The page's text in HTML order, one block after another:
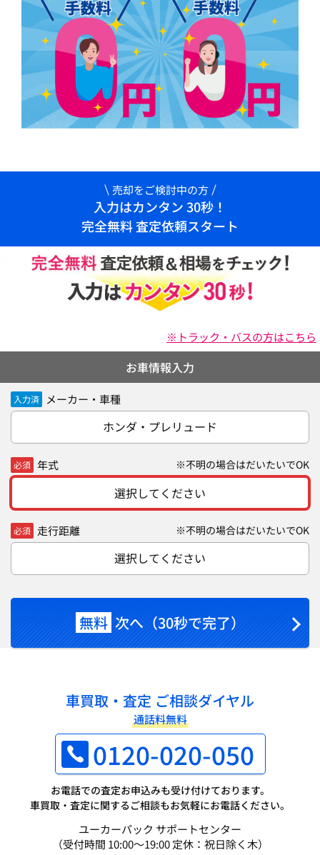
売却をご検討中の方
入力はカンタン 30秒！
完全無料 査定依頼スタート
※トラック・バスの方はこちら
お車情報入力
入力済 メーカー・車種
ホンダ・プレリュード
必須 年式 ※不明の場合はだいたいでOK
選択してください
必須 走行距離 ※不明の場合はだいたいでOK
選択してください
無料 次へ（30秒で完了）
車買取・査定 ご相談ダイヤル
通話料無料
0120-020-050
お電話での査定お申込みも受け付けております。
車買取・査定に関するご相談もお気軽にお電話ください。
ユーカーパック サポートセンター
（受付時間 10:00～19:00 定休：祝日除く木）